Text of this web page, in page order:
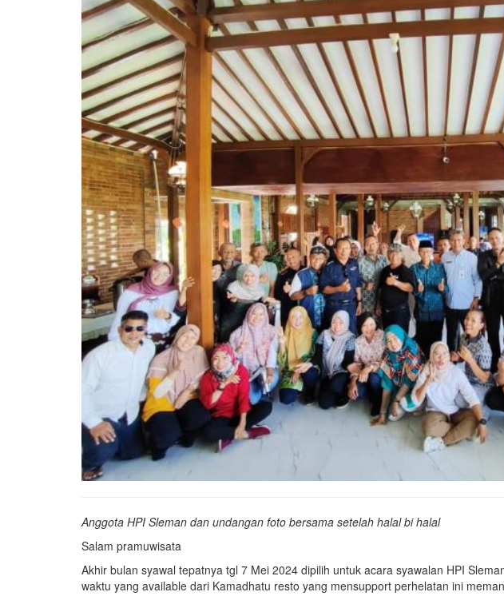
Anggota HPI Sleman dan undangan foto bersama setelah halal bi halal
Salam pramuwisata
Akhir bulan syawal tepatnya tgl 7 Mei 2024 dipilih untuk acara syawalan HPI
waktu yang available dari Kamadhatu resto yang mensupport perhelatan ini